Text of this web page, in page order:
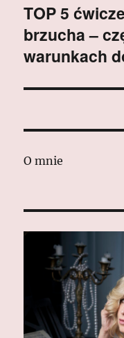
Następny
wpis:
TOP 5
brzucha –
warunkach
O mnie